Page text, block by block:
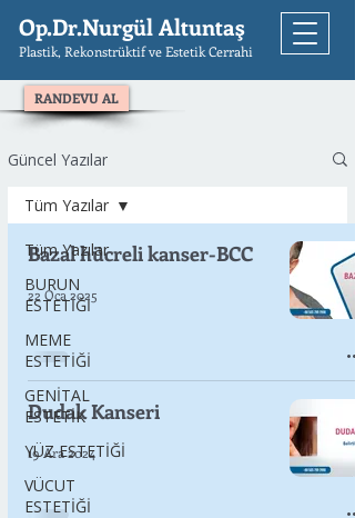
Op.Dr.Nurgül Altuntaş
Plastik, Rekonstrüktif ve Estetik Cerrahi
RANDEVU AL
Güncel Yazılar
Tüm Yazılar
BURUN
ESTETİĞİ
MEME
ESTETİĞİ
GENİTAL
ESTETİK
YÜZ ESTETİĞİ
VÜCUT
ESTETİĞİ
Tüm Yazılar
Bazal hücreli kanser-BCC
22 Oca 2025
Dudak Kanseri
19 Ara 2024